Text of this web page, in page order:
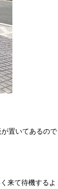
置いてあるので
来て待機するよ